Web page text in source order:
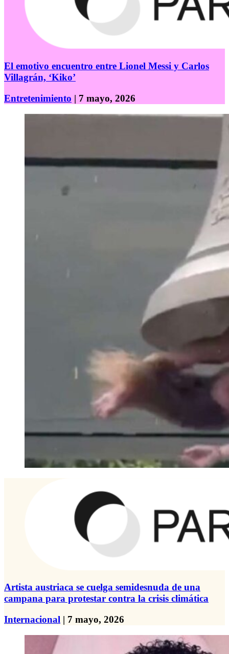
El emotivo encuentro entre Lionel Messi y Carlos
Villagrán, ‘Kiko’
Entretenimiento | 7 mayo, 2026
Artista austriaca se cuelga semidesnuda de una
campana para protestar contra la crisis climática
Internacional | 7 mayo, 2026